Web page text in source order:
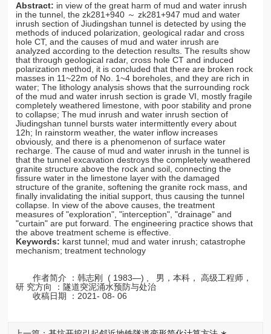
Abstract: in view of the great harm of mud and water inrush
in the tunnel, the zk281+940 ～ zk281+947 mud and water
inrush section of Jiudingshan tunnel is detected by using the
methods of induced polarization, geological radar and cross
hole CT, and the causes of mud and water inrush are
analyzed according to the detection results. The results show
that through geological radar, cross hole CT and induced
polarization method, it is concluded that there are broken rock
masses in 11~22m of No. 1~4 boreholes, and they are rich in
water; The lithology analysis shows that the surrounding rock
of the mud and water inrush section is grade VI, mostly fragile
completely weathered limestone, with poor stability and prone
to collapse; The mud inrush and water inrush section of
Jiudingshan tunnel bursts water intermittently every about
12h; In rainstorm weather, the water inflow increases
obviously, and there is a phenomenon of surface water
recharge. The cause of mud and water inrush in the tunnel is
that the tunnel excavation destroys the completely weathered
granite structure above the rock and soil, connecting the
fissure water in the limestone layer with the damaged
structure of the granite, softening the granite rock mass, and
finally invalidating the initial support, thus causing the tunnel
collapse. In view of the above causes, the treatment
measures of "exploration", "interception", "drainage" and
"curtain" are put forward. The engineering practice shows that
the above treatment scheme is effective.
Keywords: karst tunnel; mud and water inrush; catastrophe
mechanism; treatment technology
作者简介 ：韩志刚 ( 1983—) , 男，本科， 高级工程师，
研 究方向 ：隧道突泥涌水预防与处治
收稿日期 ：2021- 08- 06